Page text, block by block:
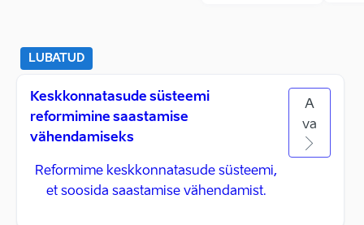
LUBATUD
Keskkonnatasude süsteemi
reformimine saastamise
vähendamiseks
Reformime keskkonnatasude süsteemi,
et soosida saastamise vähendamist.
A
va